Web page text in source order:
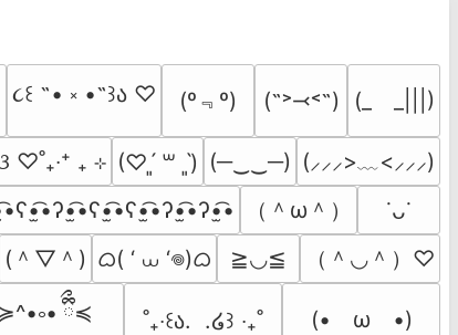
૮꒰ ˶• ༝ •˶꒱ა ♡ (º﹃º) (˶˃⤙˂˶) (_　_|||)
♡˚₊‧⁺ ₊ ⊹ (♡ˊ͈ ꒳ ˋ͈) (─‿‿─) (⸝⸝⸝>﹏<⸝⸝⸝)
（＾ω＾）
˙ᴗ˙
(＾▽＾) ᜊ( ‘ ⩊ ‘𖦹)ᜊ ≧◡≦ （＾◡＾）♡
≽^•༚• ྀིྀ≼ ˚₊‧꒰ა.  .໒꒱ ‧₊˚ (•　ω　•)